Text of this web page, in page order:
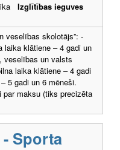
Izglītības ieguves
veselības skolotājs”: -
laika klātiene – 4 gadi un
veselības un valsts
laika klātiene – 4 gadi
5 gadi un 6 mēneši.
par maksu (tiks precizēta
Sporta